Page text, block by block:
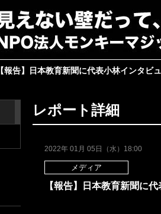
【報告】日本教育新聞に代表小林インタビ
レポート詳細
2022年 01月 05日（水）18:00
メディア
【報告】日本教育新聞に